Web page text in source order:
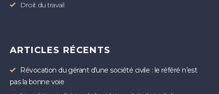
Droit du travail
ARTICLES RÉCENTS
Révocation du gérant d’une société civile : le référé n’est
pas la bonne voie